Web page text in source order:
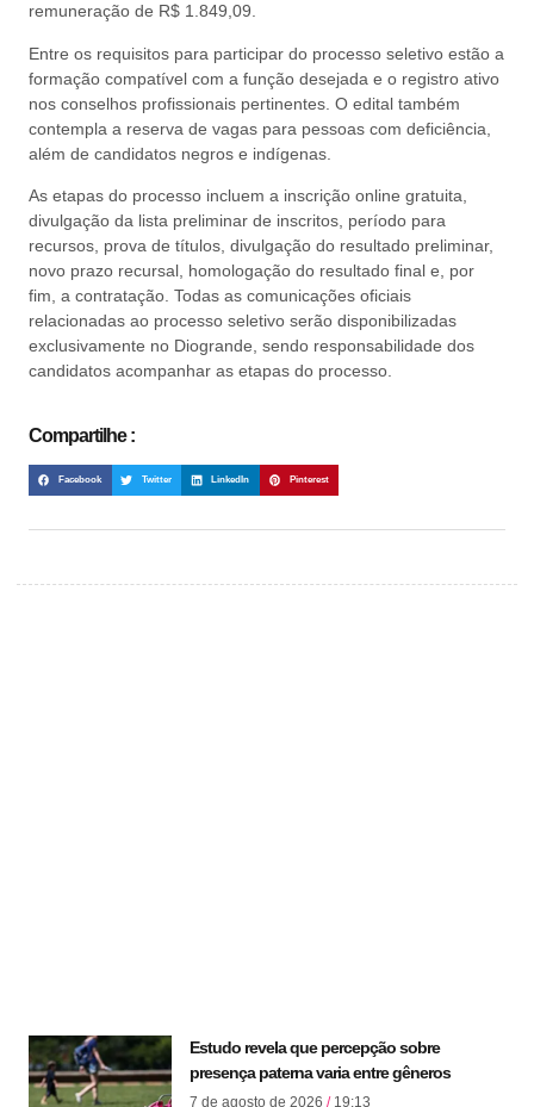
remuneração de R$ 1.849,09.
Entre os requisitos para participar do processo seletivo estão a
formação compatível com a função desejada e o registro ativo
nos conselhos profissionais pertinentes. O edital também
contempla a reserva de vagas para pessoas com deficiência,
além de candidatos negros e indígenas.
As etapas do processo incluem a inscrição online gratuita,
divulgação da lista preliminar de inscritos, período para
recursos, prova de títulos, divulgação do resultado preliminar,
novo prazo recursal, homologação do resultado final e, por
fim, a contratação. Todas as comunicações oficiais
relacionadas ao processo seletivo serão disponibilizadas
exclusivamente no Diogrande, sendo responsabilidade dos
candidatos acompanhar as etapas do processo.
Compartilhe :
Facebook Twitter LinkedIn Pinterest
Estudo revela que percepção sobre
presença paterna varia entre gêneros
7 de agosto de 2026 19:13